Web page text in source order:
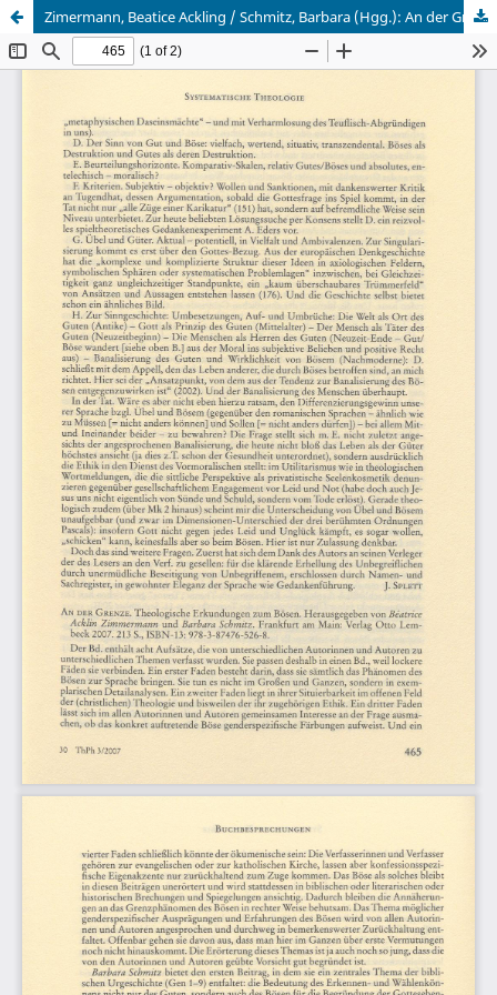
Zimermann, Beatice Ackling / Schmitz, Barbara (Hgg.): An der Grenze